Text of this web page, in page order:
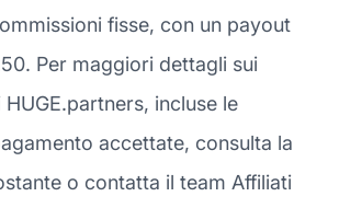
fisse, con un payout
Per maggiori dettagli sui
incluse le
accettate, consulta la
o contatta il team Affiliati